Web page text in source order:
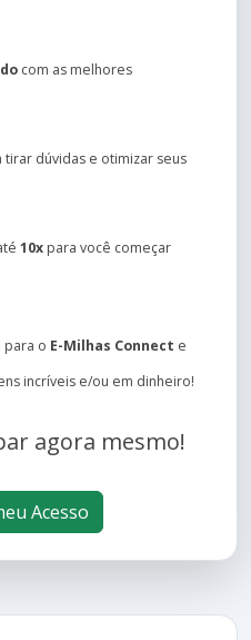
com as melhores
tirar dúvidas e otimizar seus
10x para você começar
para o E-Milhas Connect e
incríveis e/ou em dinheiro!
agora mesmo!
Acesso